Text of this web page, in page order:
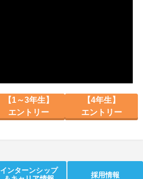
【1～3年生】
エントリー
【4年生】
エントリー
インターンシップ
採用情報